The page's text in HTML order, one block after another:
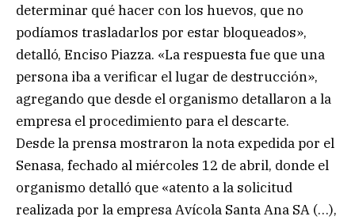
determinar qué hacer con los huevos, que no
podíamos trasladarlos por estar bloqueados»,
detalló, Enciso Piazza. «La respuesta fue que una
persona iba a verificar el lugar de destrucción»,
agregando que desde el organismo detallaron a la
empresa el procedimiento para el descarte.
Desde la prensa mostraron la nota expedida por el
Senasa, fechado al miércoles 12 de abril, donde el
organismo detalló que «atento a la solicitud
realizada por la empresa Avícola Santa Ana SA (…),